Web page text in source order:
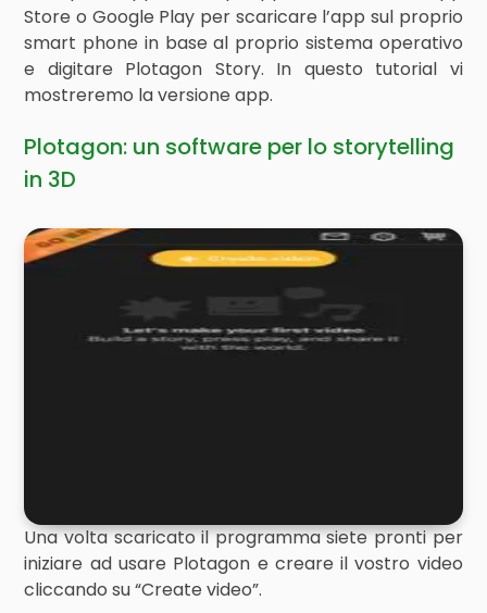
Store o Google Play per scaricare l’app sul proprio
smart phone in base al proprio sistema operativo
e digitare Plotagon Story. In questo tutorial vi
mostreremo la versione app.
Plotagon: un software per lo storytelling
in 3D
Una volta scaricato il programma siete pronti per
iniziare ad usare Plotagon e creare il vostro video
cliccando su “Create video”.